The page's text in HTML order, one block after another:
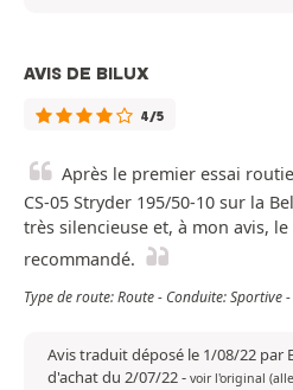
AVIS DE BILUX
4/5
Après le premier essai
CS-05 Stryder 195/50-10 sur la
très silencieuse et, à mon avis,
recommandé.
Type de route: Route - Conduite: Sportive
Avis traduit déposé le 1/08/22 par
d'achat du 2/07/22- voir l'original